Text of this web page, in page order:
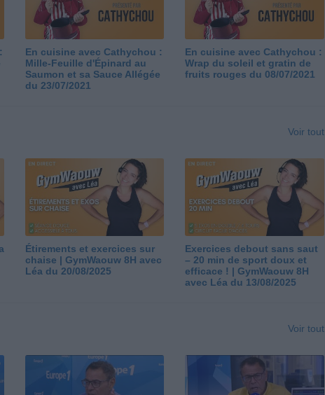
En cuisine avec Cathychou :
Mille-Feuille d'Épinard au
Saumon et sa Sauce Allégée
du 23/07/2021
En cuisine avec Cathychou :
Wrap du soleil et gratin de
fruits rouges du 08/07/2021
Voir tout
Étirements et exercices sur
chaise | GymWaouw 8H avec
Léa du 20/08/2025
Exercices debout sans saut
– 20 min de sport doux et
efficace ! | GymWaouw 8H
avec Léa du 13/08/2025
Voir tout